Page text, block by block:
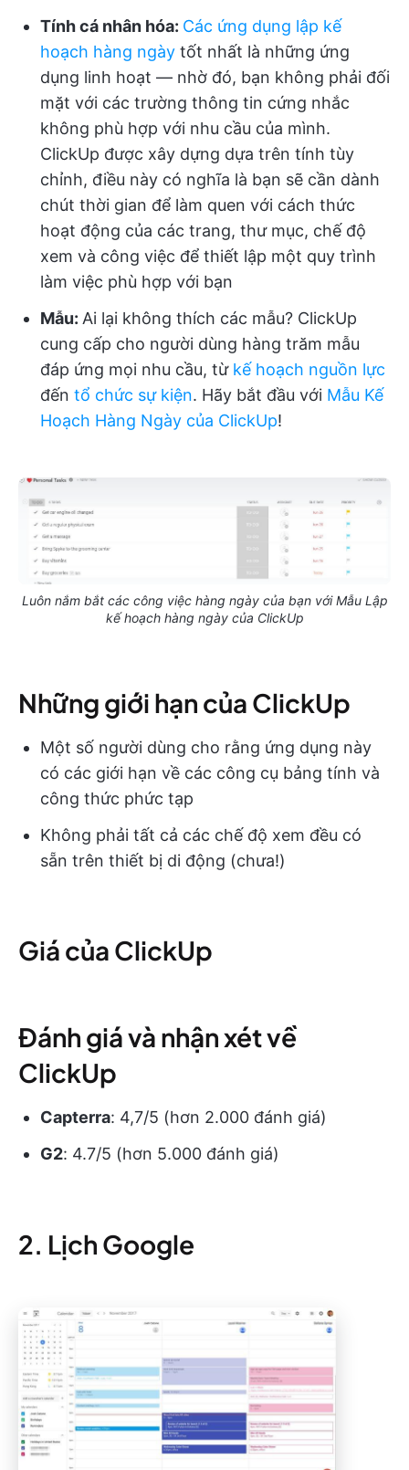
Tính cá nhân hóa: Các ứng dụng lập kế
hoạch hàng ngày tốt nhất là những ứng
dụng linh hoạt — nhờ đó, bạn không phải đối
mặt với các trường thông tin cứng nhắc
không phù hợp với nhu cầu của mình.
ClickUp được xây dựng dựa trên tính tùy
chỉnh, điều này có nghĩa là bạn sẽ cần dành
chút thời gian để làm quen với cách thức
hoạt động của các trang, thư mục, chế độ
xem và công việc để thiết lập một quy trình
làm việc phù hợp với bạn
Mẫu: Ai lại không thích các mẫu? ClickUp
cung cấp cho người dùng hàng trăm mẫu
đáp ứng mọi nhu cầu, từ kế hoạch nguồn lực
đến tổ chức sự kiện. Hãy bắt đầu với Mẫu Kế
Hoạch Hàng Ngày của ClickUp!
Luôn nắm bắt các công việc hàng ngày của bạn với Mẫu Lập
kế hoạch hàng ngày của ClickUp
Những giới hạn của ClickUp
Một số người dùng cho rằng ứng dụng này
có các giới hạn về các công cụ bảng tính và
công thức phức tạp
Không phải tất cả các chế độ xem đều có
sẵn trên thiết bị di động (chưa!)
Giá của ClickUp
Đánh giá và nhận xét về
ClickUp
Capterra: 4,7/5 (hơn 2.000 đánh giá)
G2: 4.7/5 (hơn 5.000 đánh giá)
2. Lịch Google